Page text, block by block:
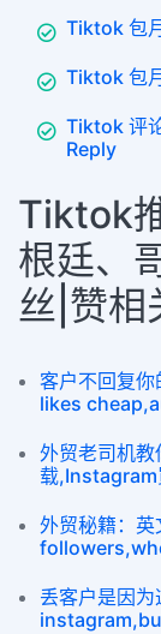
Tiktok 包
Tiktok 包
Tiktok 评
Reply
Tiktok
根廷、
丝|赞相
客户不回复
likes
外贸老司机
载
外贸秘籍：
丢客户是因